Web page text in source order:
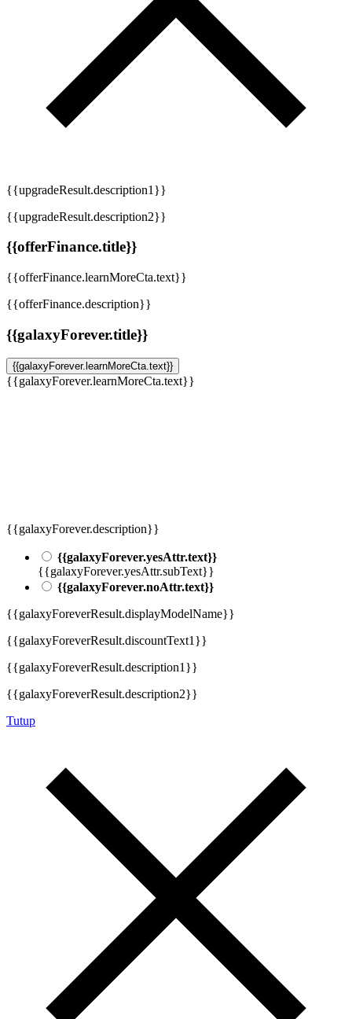
{{upgradeResult.description1}}
{{upgradeResult.description2}}
{{offerFinance.title}}
{{offerFinance.learnMoreCta.text}}
{{offerFinance.description}}
{{galaxyForever.title}}
{{galaxyForever.learnMoreCta.text}}
{{galaxyForever.learnMoreCta.text}}
{{galaxyForever.description}}
{{galaxyForever.yesAttr.text}}
{{galaxyForever.yesAttr.subText}}
{{galaxyForever.noAttr.text}}
{{galaxyForeverResult.displayModelName}}
{{galaxyForeverResult.discountText1}}
{{galaxyForeverResult.description1}}
{{galaxyForeverResult.description2}}
Tutup